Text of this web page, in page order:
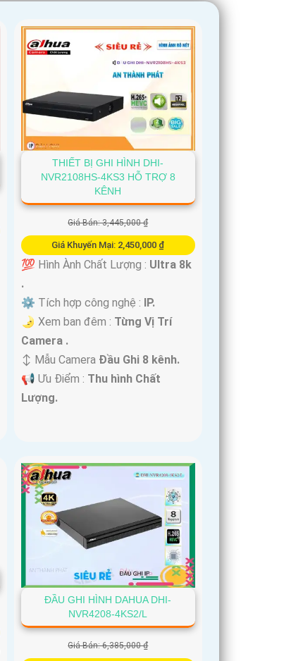
THIẾT BỊ GHI HÌNH DHI-
NVR2108HS-4KS3 HỖ TRỢ 8
KÊNH
Giá Bán: 3,445,000 ₫
Giá Khuyến Mại: 2,450,000 ₫
💯 Hình Ành Chất Lượng : Ultra 8k
.
⚙ Tích hợp công nghệ : IP.
🌛 Xem ban đêm : Từng Vị Trí
Camera .
↕️ Mẫu Camera Đầu Ghi 8 kênh.
️📢 Ưu Điểm : Thu hình Chất
Lượng.
ĐẦU GHI HÌNH DAHUA DHI-
NVR4208-4KS2/L
Giá Bán: 6,385,000 ₫